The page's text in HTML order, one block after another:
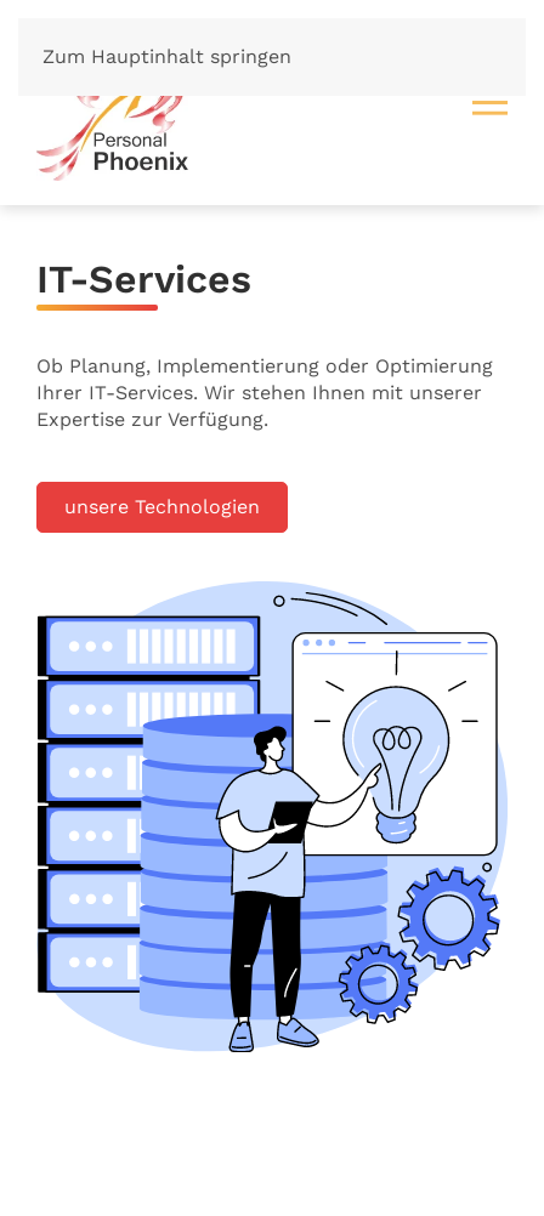
Zum Hauptinhalt springen
IT-Services
Ob Planung, Implementierung oder Optimierung
Ihrer IT-Services. Wir stehen Ihnen mit unserer
Expertise zur Verfügung.
unsere Technologien